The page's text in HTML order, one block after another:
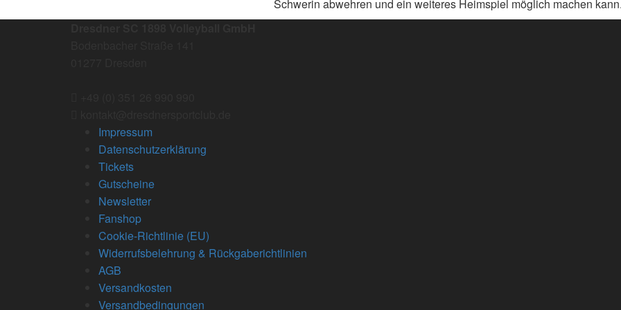
Schwerin abwehren und ein weiteres Heimspiel möglich machen
Impressum
Datenschutzerklärung
Tickets
Gutscheine
Newsletter
Fanshop
Cookie-Richtlinie (EU)
Widerrufsbelehrung & Rückgaberichtlinien
AGB
Versandkosten
Versandbedingungen